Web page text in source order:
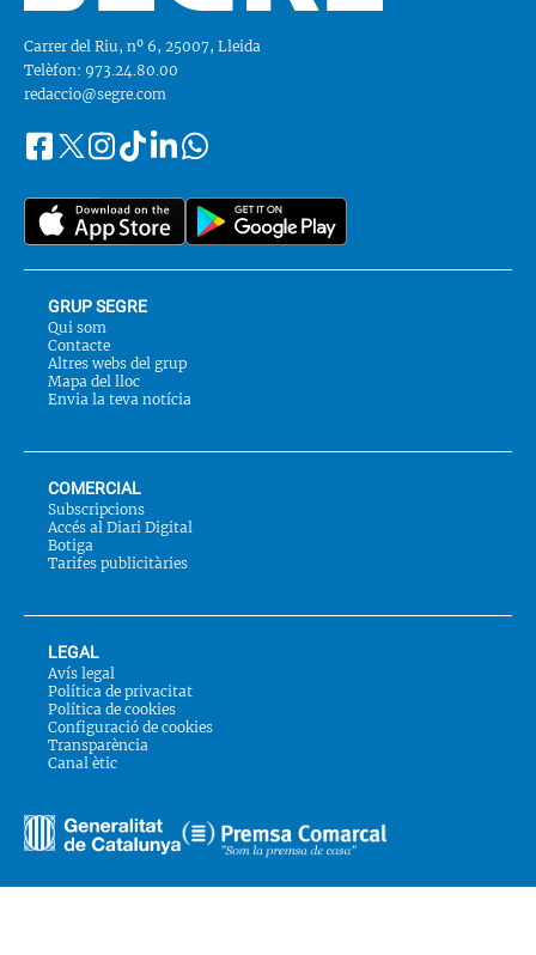
Carrer del Riu, nº 6, 25007, Lleida
Telèfon: 973.24.80.00
redaccio@segre.com
Segueix-
a::
FacebookInstagram
TiktokLinkedinWhatsapp
GRUP SEGRE
Qui som
Contacte
Altres webs del grup
Mapa del lloc
Envia la teva notícia
COMERCIAL
Subscripcions
Accés al Diari Digital
Botiga
Tarifes publicitàries
LEGAL
Avís legal
Política de privacitat
Política de cookies
Configuració de cookies
Transparència
Canal ètic